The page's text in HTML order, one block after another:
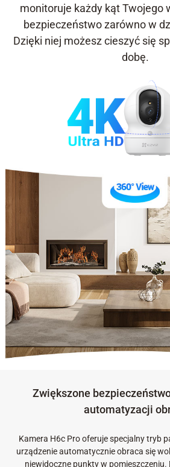
monitoruje każdy kąt Twojego
bezpieczeństwo zarówno w
Dzięki niej możesz cieszyć się
dobę.
Zwiększone
automatyzacji
Kamera H6c Pro oferuje specjalny tryb
urządzenie automatycznie obraca się
niewidoczne punkty w pomieszczeniu.